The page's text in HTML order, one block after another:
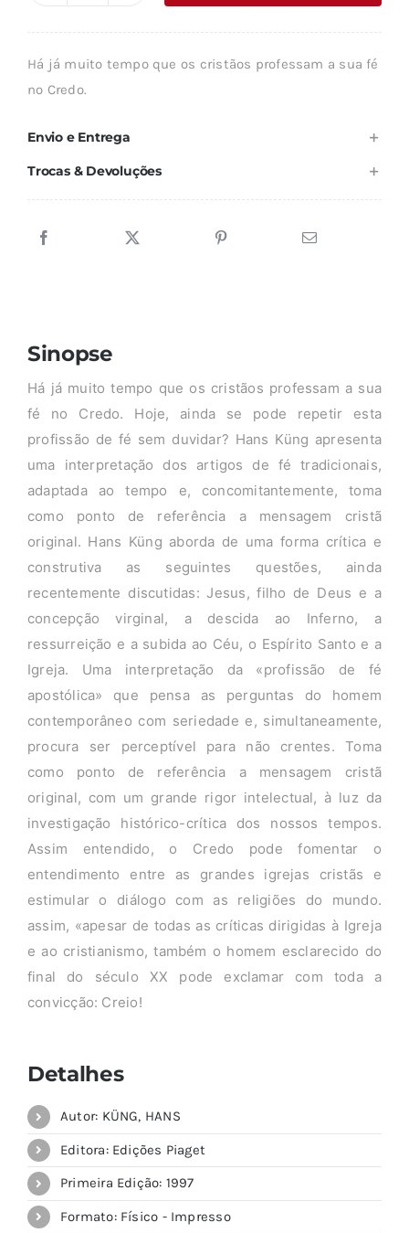
era:
é:
Há já muito tempo que os cristãos professam a sua fé
no Credo.
Envio e Entrega
Trocas & Devoluções
Sinopse
Há já muito tempo que os cristãos professam a sua
fé no Credo. Hoje, ainda se pode repetir esta
profissão de fé sem duvidar? Hans Küng apresenta
uma interpretação dos artigos de fé tradicionais,
adaptada ao tempo e, concomitantemente, toma
como ponto de referência a mensagem cristã
original. Hans Küng aborda de uma forma crítica e
construtiva as seguintes questões, ainda
recentemente discutidas: Jesus, filho de Deus e a
concepção virginal, a descida ao Inferno, a
ressurreição e a subida ao Céu, o Espírito Santo e a
Igreja. Uma interpretação da «profissão de fé
apostólica» que pensa as perguntas do homem
contemporâneo com seriedade e, simultaneamente,
procura ser perceptível para não crentes. Toma
como ponto de referência a mensagem cristã
original, com um grande rigor intelectual, à luz da
investigação histórico-crítica dos nossos tempos.
Assim entendido, o Credo pode fomentar o
entendimento entre as grandes igrejas cristãs e
estimular o diálogo com as religiões do mundo.
assim, «apesar de todas as críticas dirigidas à Igreja
e ao cristianismo, também o homem esclarecido do
final do século XX pode exclamar com toda a
convicção: Creio!
Detalhes
Autor: KÜNG, HANS
Editora: Edições Piaget
Primeira Edição: 1997
Formato: Físico - Impresso